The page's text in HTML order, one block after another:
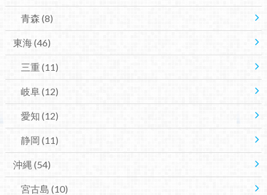
青森 (8)
東海(46)
三重 (11)
岐阜 (12)
愛知 (12)
静岡 (11)
沖縄 (54)
宮古島 (10)